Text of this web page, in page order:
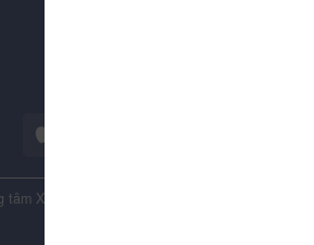
Xúc tiến Du lịch Tỉnh Lâm Đồng